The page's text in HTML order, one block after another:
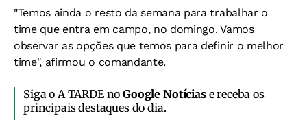
"Temos ainda o resto da semana para trabalhar o
time que entra em campo, no domingo. Vamos
observar as opções que temos para definir o melhor
time", afirmou o comandante.
Siga o A TARDE noGoogle Notíciase receba os
principais destaques do dia.